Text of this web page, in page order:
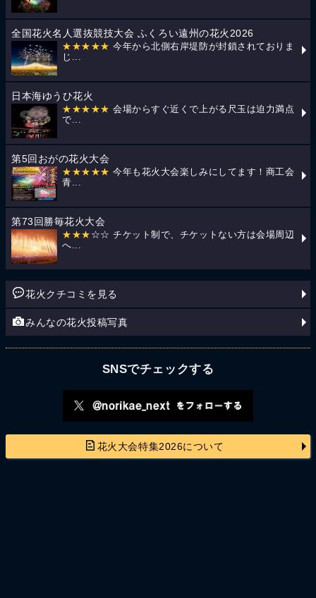
全国花火名人選抜競技大会 ふくろい遠州の花火2026
★★★★★ 今年から北側右岸堤防が封鎖されておりま
じ...
日本海ゆうひ花火
★★★★★ 会場からすぐ近くで上がる尺玉は迫力満点
で...
第5回おがの花火大会
★★★★★ 今年も花火大会楽しみにしてます！商工会
青...
第73回勝毎花火大会
★★★ ☆☆ チケット制で、チケットない方は会場周辺
へ...
花火クチコミを見る
みんなの花火投稿写真
SNSでチェックする
花火大会特集2026について